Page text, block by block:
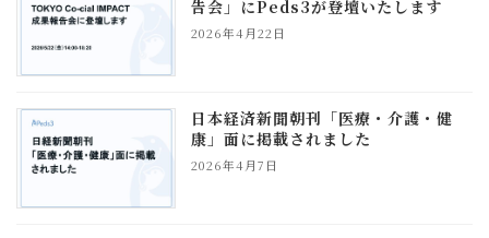
告会」にPeds3が登壇いたします
2026年4月22日
日本経済新聞朝刊「医療・介護・健
康」面に掲載されました
2026年4月7日